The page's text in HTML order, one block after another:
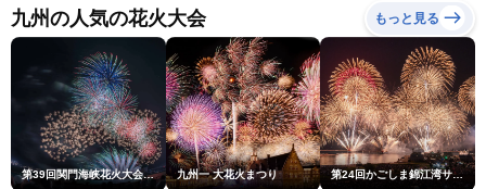
ュースLiVEイブニング・小
川千奈／内藤邦裕〉
九州の人気の花火大会 もっと見る
第39回関門海峡花火大会(門司側) 九州一 大花火まつり 第24回かごしま錦江湾サマーナイト大花火大会